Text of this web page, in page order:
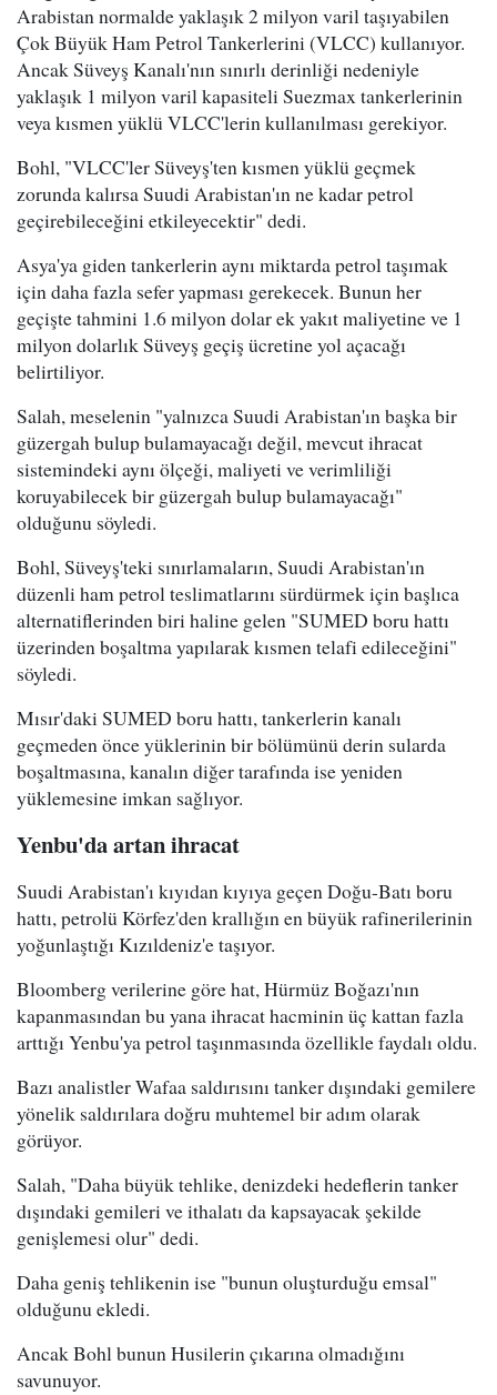
Arabistan normalde yaklaşık 2 milyon varil taşıyabilen
Çok Büyük Ham Petrol Tankerlerini (VLCC) kullanıyor.
Ancak Süveyş Kanalı'nın sınırlı derinliği nedeniyle
yaklaşık 1 milyon varil kapasiteli Suezmax tankerlerinin
veya kısmen yüklü VLCC'lerin kullanılması gerekiyor.
Bohl, "VLCC'ler Süveyş'ten kısmen yüklü geçmek
zorunda kalırsa Suudi Arabistan'ın ne kadar petrol
geçirebileceğini etkileyecektir" dedi.
Asya'ya giden tankerlerin aynı miktarda petrol taşımak
için daha fazla sefer yapması gerekecek. Bunun her
geçişte tahmini 1.6 milyon dolar ek yakıt maliyetine ve 1
milyon dolarlık Süveyş geçiş ücretine yol açacağı
belirtiliyor.
Salah, meselenin "yalnızca Suudi Arabistan'ın başka bir
güzergah bulup bulamayacağı değil, mevcut ihracat
sistemindeki aynı ölçeği, maliyeti ve verimliliği
koruyabilecek bir güzergah bulup bulamayacağı"
olduğunu söyledi.
Bohl, Süveyş'teki sınırlamaların, Suudi Arabistan'ın
düzenli ham petrol teslimatlarını sürdürmek için başlıca
alternatiflerinden biri haline gelen "SUMED boru hattı
üzerinden boşaltma yapılarak kısmen telafi edileceğini"
söyledi.
Mısır'daki SUMED boru hattı, tankerlerin kanalı
geçmeden önce yüklerinin bir bölümünü derin sularda
boşaltmasına, kanalın diğer tarafında ise yeniden
yüklemesine imkan sağlıyor.
Yenbu'da artan ihracat
Suudi Arabistan'ı kıyıdan kıyıya geçen Doğu-Batı boru
hattı, petrolü Körfez'den krallığın en büyük rafinerilerinin
yoğunlaştığı Kızıldeniz'e taşıyor.
Bloomberg verilerine göre hat, Hürmüz Boğazı'nın
kapanmasından bu yana ihracat hacminin üç kattan fazla
arttığı Yenbu'ya petrol taşınmasında özellikle faydalı oldu.
Bazı analistler Wafaa saldırısını tanker dışındaki gemilere
yönelik saldırılara doğru muhtemel bir adım olarak
görüyor.
Salah, "Daha büyük tehlike, denizdeki hedeflerin tanker
dışındaki gemileri ve ithalatı da kapsayacak şekilde
genişlemesi olur" dedi.
Daha geniş tehlikenin ise "bunun oluşturduğu emsal"
olduğunu ekledi.
Ancak Bohl bunun Husilerin çıkarına olmadığını
savunuyor.